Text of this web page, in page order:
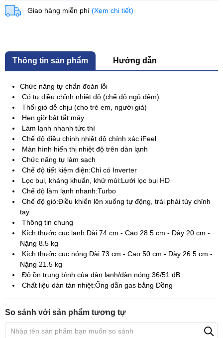
Giao hàng miễn phí (Xem chi tiết)
Thông tin sản phẩm Hướng dẫn
Chức năng tự chẩn đoán lỗi
Có tự điều chỉnh nhiệt độ (chế độ ngủ đêm)
Thổi gió dễ chịu (cho trẻ em, người già)
Hẹn giờ bật tắt máy
Làm lạnh nhanh tức thì
Chế độ điều chỉnh nhiệt độ chính xác iFeel
Màn hình hiển thị nhiệt độ trên dàn lạnh
Chức năng tự làm sạch
Chế độ tiết kiệm điện:Chỉ có Inverter
Lọc bụi, kháng khuẩn, khử mùi:Lưới lọc bụi HD
Chế độ làm lạnh nhanh:Turbo
Chế độ gió:Điều khiển lên xuống tự động, trái phải tùy chỉnh
tay
Thông tin chung
Kích thước cục lạnh:Dài 74 cm - Cao 28.5 cm - Dày 20 cm -
Nặng 8.5 kg
Kích thước cục nóng:Dài 73 cm - Cao 50 cm - Dày 26.5 cm -
Nặng 21.5 kg
Độ ồn trung bình của dàn lạnh/dàn nóng:36/51 dB
Chất liệu dàn tản nhiệt:Ống dẫn gas bằng Đồng
So sánh với sản phẩm tương tự